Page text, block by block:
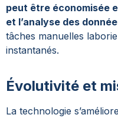
peut être économisée
et l’analyse des
tâches manuelles
instantanés.
Évolutivité et
La technologie